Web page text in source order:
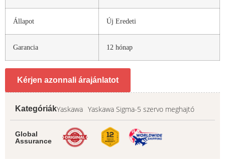
Állapot Új Eredeti
Garancia 12 hónap
Kérjen azonnali árajánlatot
KategóriákYaskawa Yaskawa Sigma-5 szervo meghajtó
Global
Assurance